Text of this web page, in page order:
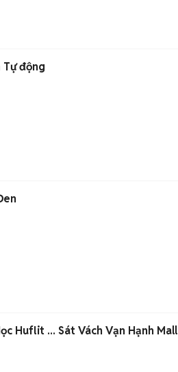
động
... Ngay Đại Học Huflit ... Sát Vách Vạn Hạnh Mall